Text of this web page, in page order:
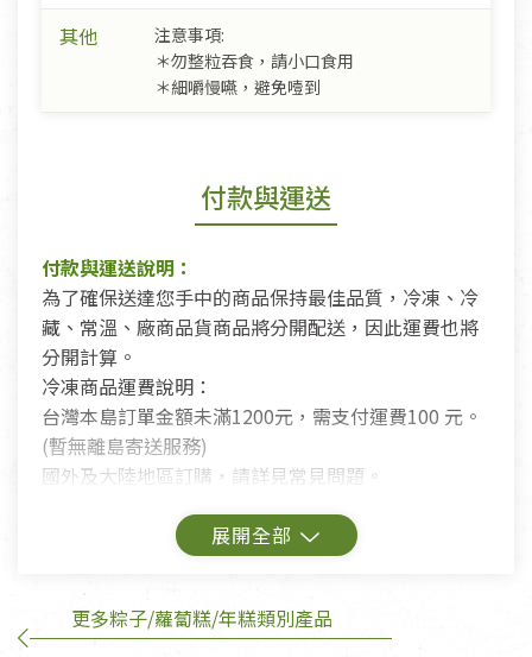
其他
注意事項:
＊勿整粒吞食，請小口食用
＊細嚼慢嚥，避免噎到
付款與運送
付款與運送說明：
為了確保送達您手中的商品保持最佳品質，冷凍、冷
藏、常溫、廠商品貨商品將分開配送，因此運費也將
分開計算。
冷凍商品運費說明：
台灣本島訂單金額未滿1200元，需支付運費100 元。
(暫無離島寄送服務)
國外及大陸地區訂購，請詳見常見問題。
鑑賞期商品說明：
若商品發生新品瑕疵，可申請更換新品。
更多粽子/蘿蔔糕/年糕類別產品